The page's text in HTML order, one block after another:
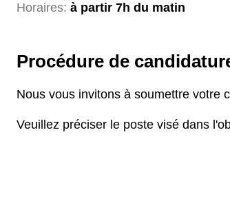
Horaires: à partir 7h du matin
Procédure de
Nous vous invitons à soumettre votre
Veuillez préciser le poste visé dans